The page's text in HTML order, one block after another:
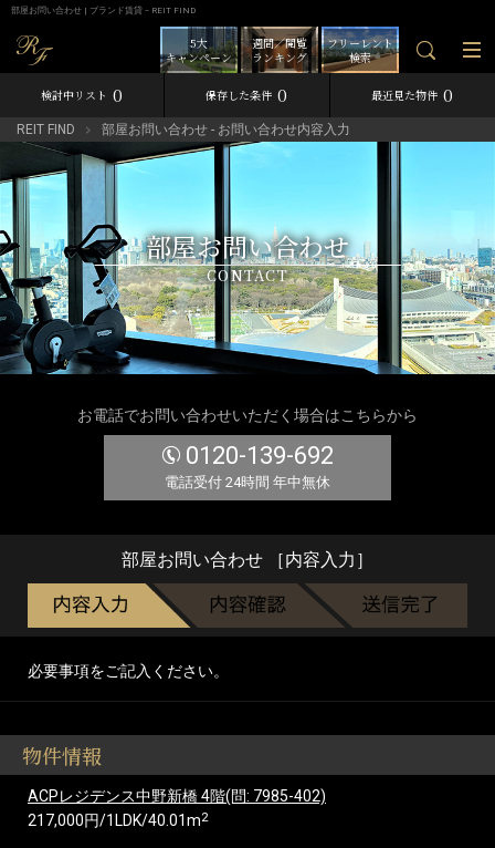
部屋お問い合わせ | ブランド賃貸－REIT FIND
フリーレント
検索
週間／閲覧
ランキング
5大
キャンペーン
検討中リスト 0 保存した条件 0 最近見た物件 0
REIT FIND 部屋お問い合わせ - お問い合わせ内容入力
部屋お問い合わせ
CONTACT
お電話でお問い合わせいただく場合はこちらから
0120-139-692
電話受付 24時間 年中無休
部屋お問い合わせ ［内容入力］
必要事項をご記入ください。
物件情報
ACPレジデンス中野新橋 4階(問: 7985-402)
217,000円/1LDK/40.01m2